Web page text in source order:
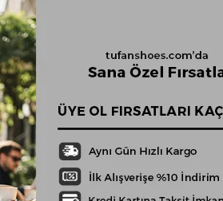
Comfort
Sneaker
₺2.899,00
Stok Kodu